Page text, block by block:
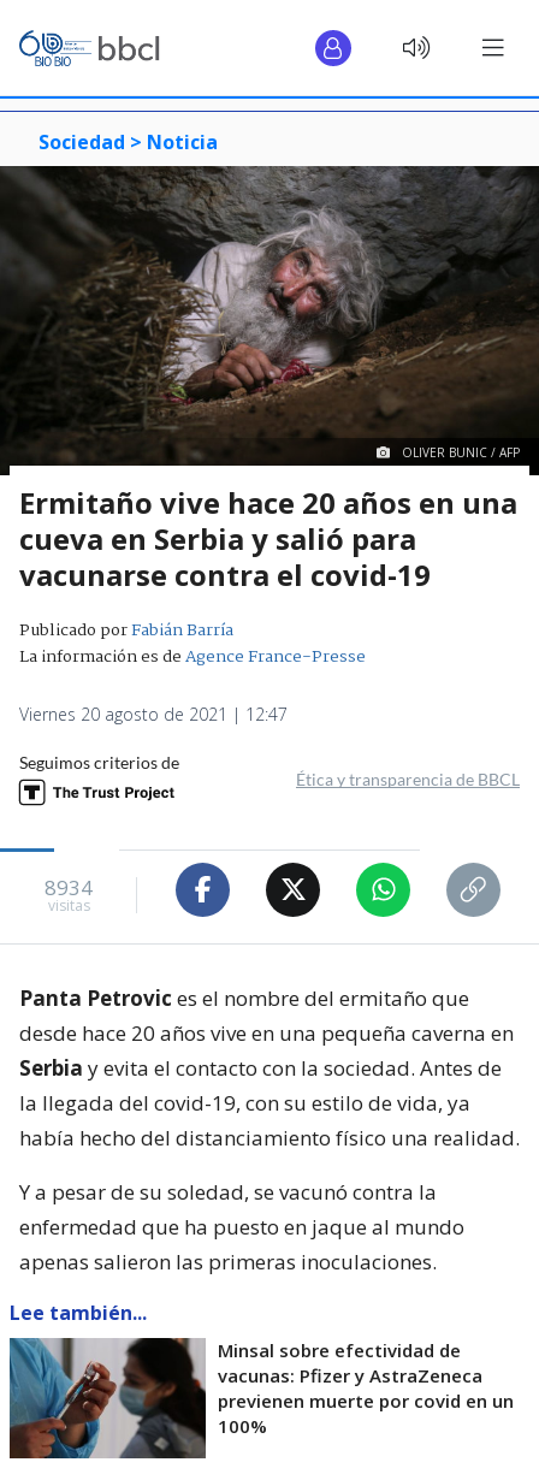
Sociedad > Noticia
OLIVER BUNIC / AFP
Ermitaño vive hace 20 años en una
cueva en Serbia y salió para
vacunarse contra el covid-19
Publicado porFabián Barría
La información es deAgence France-Presse
Viernes 20 agosto de 2021 | 12:47
Seguimos criterios de
Ética y transparencia de BBCL
8934
visitas
Panta Petrovic es el nombre del ermitaño que
desde hace 20 años vive en una pequeña caverna en
Serbia y evita el contacto con la sociedad. Antes de
la llegada del covid-19, con su estilo de vida, ya
había hecho del distanciamiento físico una realidad.
Y a pesar de su soledad, se vacunó contra la
enfermedad que ha puesto en jaque al mundo
apenas salieron las primeras inoculaciones.
Lee también...
Minsal sobre efectividad de
vacunas: Pfizer y AstraZeneca
previenen muerte por covid en un
100%